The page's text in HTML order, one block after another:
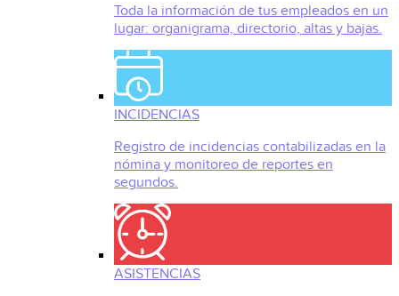
Toda la información de tus empleados en un
lugar: organigrama, directorio, altas y bajas.
INCIDENCIAS
Registro de incidencias contabilizadas en la
nómina y monitoreo de reportes en
segundos.
ASISTENCIAS